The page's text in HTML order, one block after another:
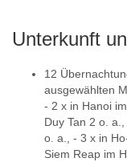
Unterkunft
12
ausgewählten
- 2 x in Hanoi
Duy Tan 2 o.
o. a., - 3 x in
Siem Reap im